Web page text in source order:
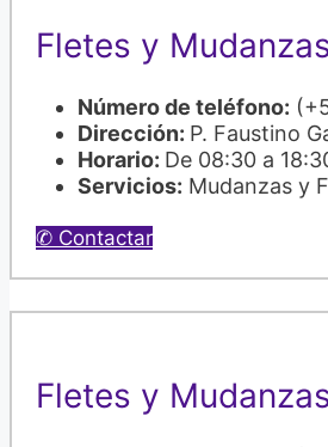
Fletes y
Número de teléfono:
Dirección: P. Faustino
Horario: De 08:30 a
Servicios: Mudanzas y
✆ Contactar
Fletes y